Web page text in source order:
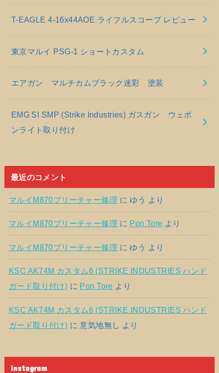
T-EAGLE 4-16x44AOE ライフルスコープ レビュー
東京マルイ PSG-1 ショートカスタム
エアガン マルチカムブラック迷彩 塗装
EMG SI SMP (Strike Industries) ガスガン ウェポ
ンライト取り付け
最近のコメント
マルイM870ブリーチャー修理 に ゆう より
マルイM870ブリーチャー修理 に Pon Tore より
マルイM870ブリーチャー修理 に ゆう より
KSC AK74M カスタム6 (STRIKE INDUSTRIES ハンド
ガード取り付け) に Pon Tore より
KSC AK74M カスタム6 (STRIKE INDUSTRIES ハンド
ガード取り付け) に意気地無し より
instagram